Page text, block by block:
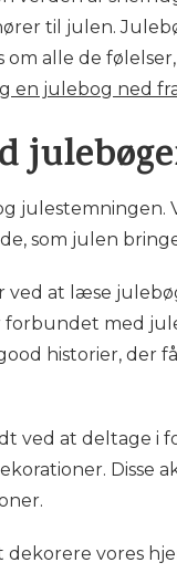
til julen.
alle de
en julebog ned
som julen
at læse
forbundet med
historier,
ved at deltage
Disse
vores